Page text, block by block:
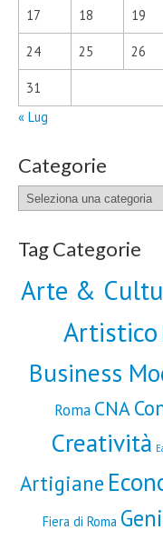
17 18 19
24 25 26
31
« Lug
Categorie
Categorie
Tag Categorie
Arte &
Artistico
Business
Roma CNA
Creatività
Artigiane
Fiera di Roma